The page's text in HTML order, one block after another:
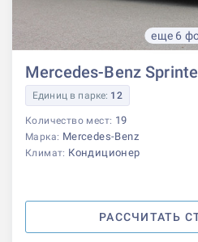
еще 6
Mercedes-Benz
Единиц в парке: 12
Количество мест: 19
Марка: Mercedes-Benz
Климат: Кондиционер
РАССЧИТАТЬ